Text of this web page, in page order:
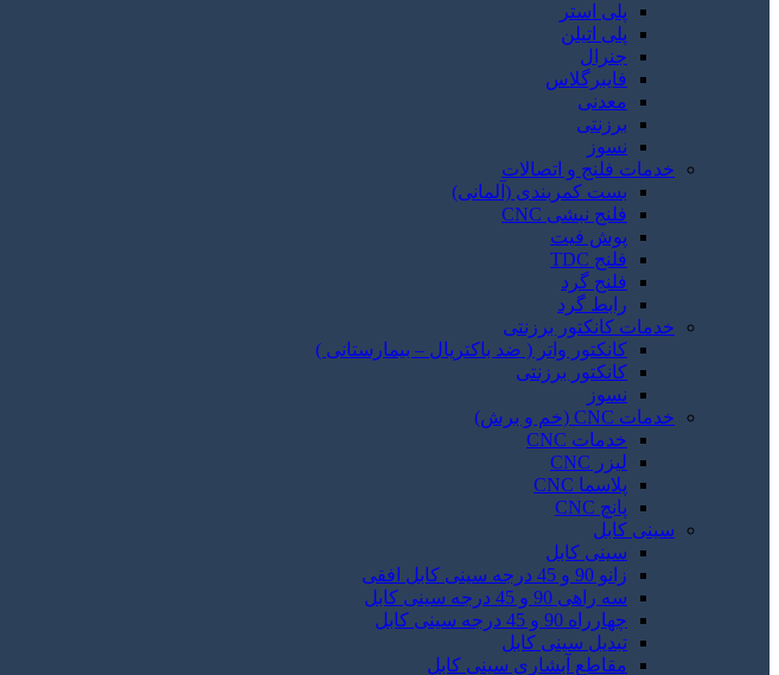
پلی استر
پلی اتیلن
جنرال
فایبرگلاس
معدنی
برزنتی
نسوز
خدمات فلنج و اتصالات
بست کمربندی (آلمانی)
فلنج نبشی CNC
پوش فیت
فلنج TDC
فلنج گرد
رابط گرد
خدمات کانکتور برزنتی
کانکتور واتر ( ضد باکتریال – بیمارستانی )
کانکتور برزنتی
نسوز
خدمات CNC (خم و برش)
خدمات CNC
لیزر CNC
پلاسما CNC
پانچ CNC
سینی کابل
سینی کابل
زانو 90 و 45 درجه سینی کابل افقی
سه راهی 90 و 45 درجه سینی کابل
چهارراه 90 و 45 درجه سینی کابل
تبدیل سینی کابل
مقاطع آبشاری سینی کابل